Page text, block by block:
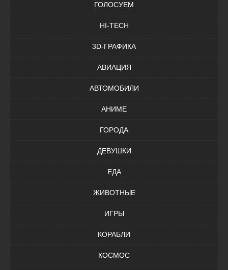
ГОЛОСУЕМ
HI-TECH
3D-ГРАФИКА
АВИАЦИЯ
АВТОМОБИЛИ
АНИМЕ
ГОРОДА
ДЕВУШКИ
ЕДА
ЖИВОТНЫЕ
ИГРЫ
КОРАБЛИ
КОСМОС